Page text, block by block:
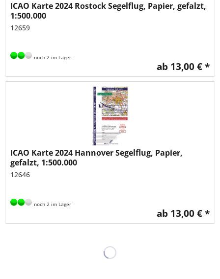
ICAO Karte 2024 Rostock Segelflug, Papier, gefalzt,
1:500.000
12659
noch 2 im Lager
ab 13,00 € *
ICAO Karte 2024 Hannover Segelflug, Papier,
gefalzt, 1:500.000
12646
noch 2 im Lager
ab 13,00 € *